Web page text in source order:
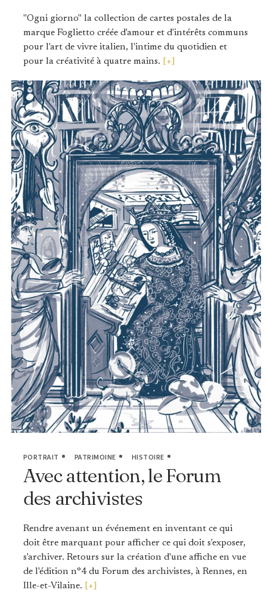
"Ogni giorno" la collection de cartes postales de la
marque Foglietto créée d'amour et d'intérêts communs
pour l'art de vivre italien, l'intime du quotidien et
pour la créativité à quatre mains. [+]
PORTRAIT PATRIMOINE HISTOIRE
Avec attention, le Forum
des archivistes
Rendre avenant un événement en inventant ce qui
doit être marquant pour afficher ce qui doit s'exposer,
s'archiver. Retours sur la création d'une affiche en vue
de l'édition n°4 du Forum des archivistes, à Rennes, en
Ille-et-Vilaine. [+]